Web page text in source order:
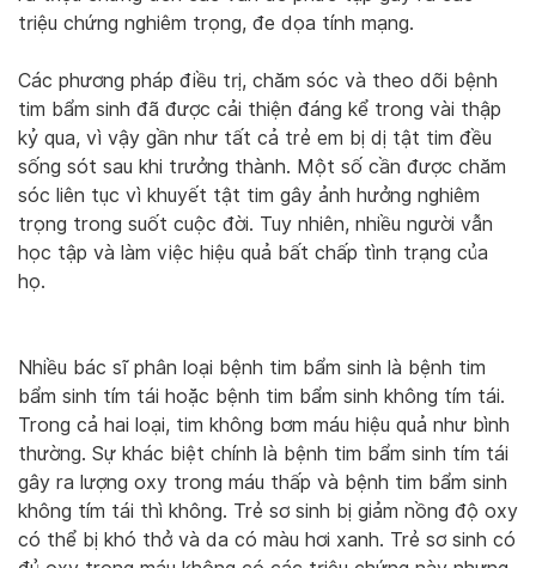
triệu chứng nghiêm trọng, đe dọa tính mạng.
Các phương pháp điều trị, chăm sóc và theo dõi bệnh
tim bẩm sinh đã được cải thiện đáng kể trong vài thập
kỷ qua, vì vậy gần như tất cả trẻ em bị dị tật tim đều
sống sót sau khi trưởng thành. Một số cần được chăm
sóc liên tục vì khuyết tật tim gây ảnh hưởng nghiêm
trọng trong suốt cuộc đời. Tuy nhiên, nhiều người vẫn
học tập và làm việc hiệu quả bất chấp tình trạng của
họ.
Nhiều bác sĩ phân loại bệnh tim bẩm sinh là bệnh tim
bẩm sinh tím tái hoặc bệnh tim bẩm sinh không tím tái.
Trong cả hai loại, tim không bơm máu hiệu quả như bình
thường. Sự khác biệt chính là bệnh tim bẩm sinh tím tái
gây ra lượng oxy trong máu thấp và bệnh tim bẩm sinh
không tím tái thì không. Trẻ sơ sinh bị giảm nồng độ oxy
có thể bị khó thở và da có màu hơi xanh. Trẻ sơ sinh có